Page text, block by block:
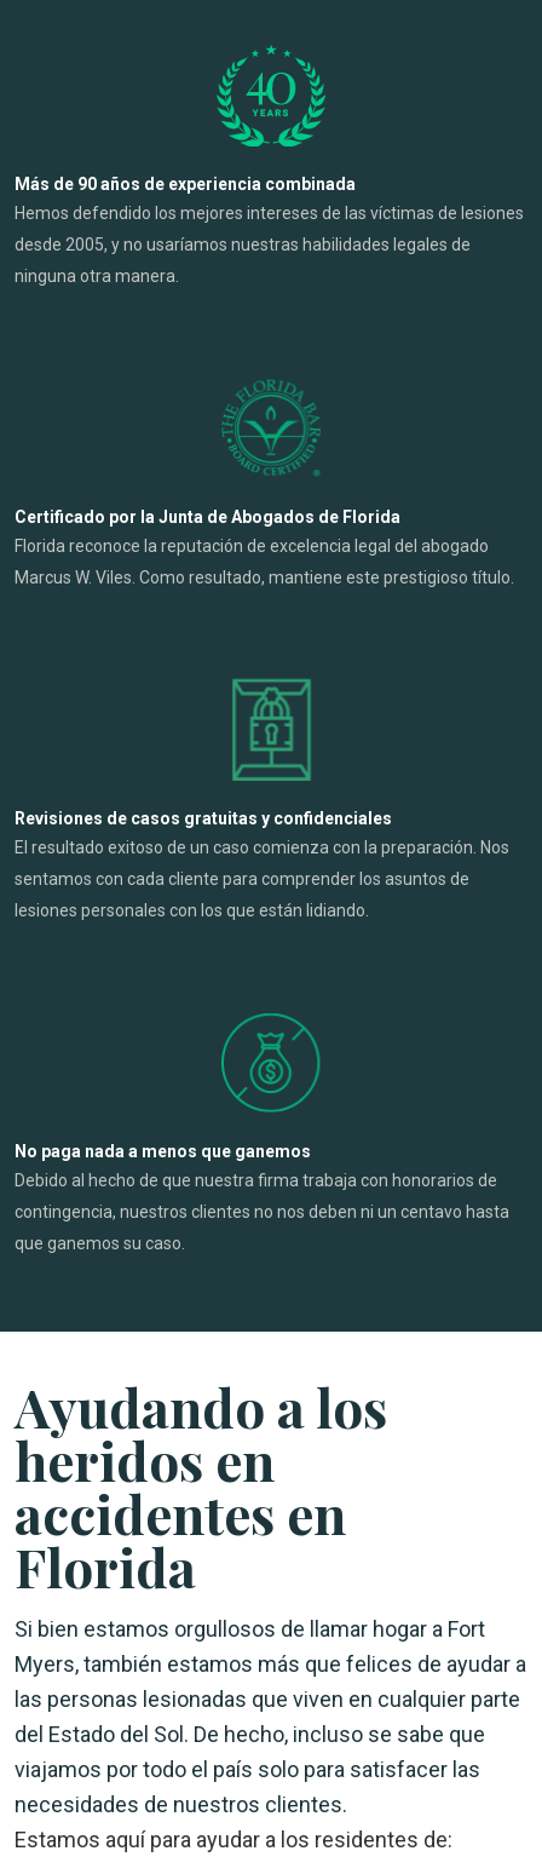
Más de 90 años de experiencia combinada
Hemos defendido los mejores intereses de las víctimas de lesiones
desde 2005, y no usaríamos nuestras habilidades legales de
ninguna otra manera.
Certificado por la Junta de Abogados de Florida
Florida reconoce la reputación de excelencia legal del abogado
Marcus W. Viles. Como resultado, mantiene este prestigioso título.
Revisiones de casos gratuitas y confidenciales
El resultado exitoso de un caso comienza con la preparación. Nos
sentamos con cada cliente para comprender los asuntos de
lesiones personales con los que están lidiando.
No paga nada a menos que ganemos
Debido al hecho de que nuestra firma trabaja con honorarios de
contingencia, nuestros clientes no nos deben ni un centavo hasta
que ganemos su caso.
Ayudando a los
heridos en
accidentes en
Florida
Si bien estamos orgullosos de llamar hogar a Fort
Myers, también estamos más que felices de ayudar a
las personas lesionadas que viven en cualquier parte
del Estado del Sol. De hecho, incluso se sabe que
viajamos por todo el país solo para satisfacer las
necesidades de nuestros clientes.
Estamos aquí para ayudar a los residentes de: